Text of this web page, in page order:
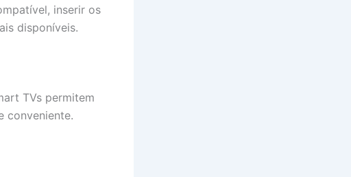
inserir os
disponíveis.
TVs permitem
conveniente.